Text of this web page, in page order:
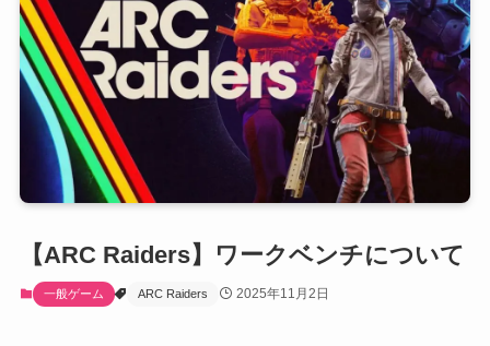
【ARC Raiders】ワークベンチについて
一般ゲーム ARC Raiders 2025年11月2日